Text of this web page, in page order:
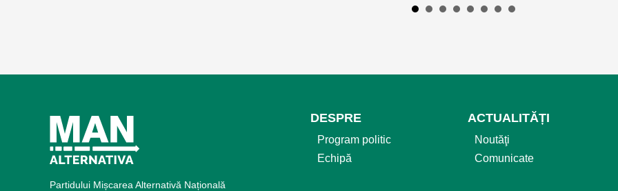
Partidului Mișcarea Alternativă Națională
DESPRE
Program politic
Echipă
ACTUALITĂȚI
Noutăţi
Comunicate